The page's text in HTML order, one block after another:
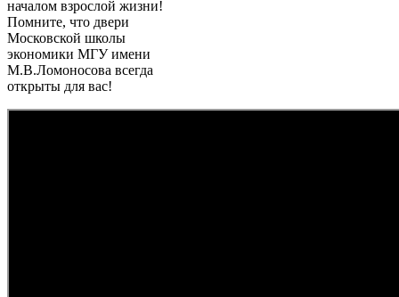
началом взрослой жизни!
Помните, что двери
Московской школы
экономики МГУ имени
М.В.Ломоносова всегда
открыты для вас!